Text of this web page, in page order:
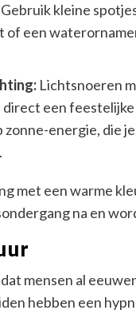
Gebruik kleine
of een
Lichtsnoeren
een
energie, die
met een warme
na en
mensen al
hebben een